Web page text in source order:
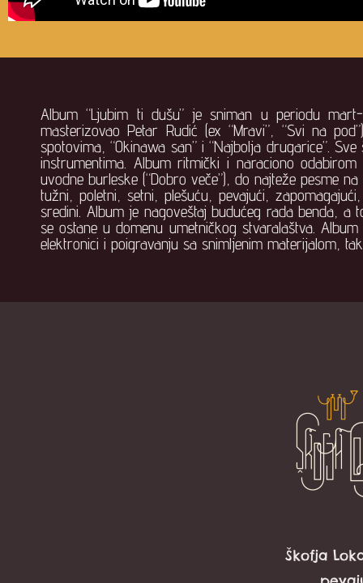
Album “Ljubim ti dušu” je sniman u periodu
masterizovao Petar Rudić (ex “Mravi”, “Svi na
spotovima, “Okinawa san” i “Najbolja drugarice”.
instrumentima. Album ritmički i naraciono
uvodne burleske (“Dobro veče”), do najteže pesme
tužni, poletni, setni, plešuću, pevajući,
sredini. Album je nagoveštaj budućeg rada benda,
se ostane u domenu umetničkog stvaralaštva.
elektronici i poigravanju sa snimljenim materijalom,
Škofja